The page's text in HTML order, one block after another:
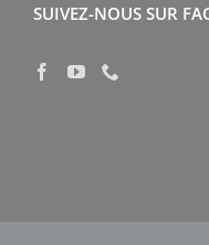
SUIVEZ-NOUS SUR